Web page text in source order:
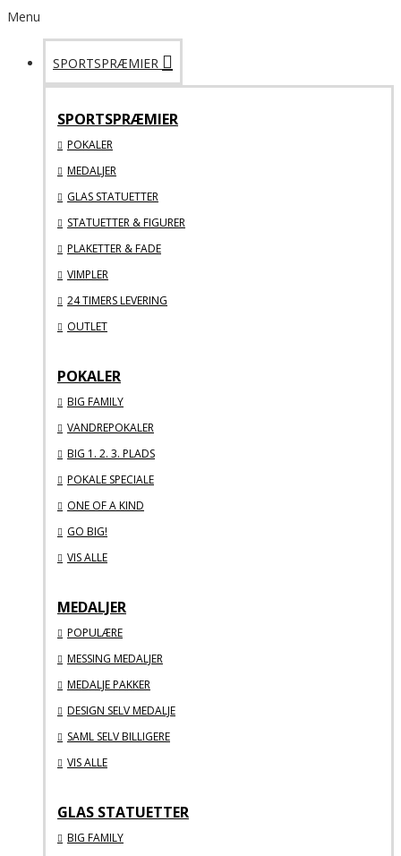
Menu
SPORTSPRÆMIER
SPORTSPRÆMIER
POKALER
MEDALJER
GLAS STATUETTER
STATUETTER & FIGURER
PLAKETTER & FADE
VIMPLER
24 TIMERS LEVERING
OUTLET
POKALER
BIG FAMILY
VANDREPOKALER
BIG 1. 2. 3. PLADS
POKALE SPECIALE
ONE OF A KIND
GO BIG!
VIS ALLE
MEDALJER
POPULÆRE
MESSING MEDALJER
MEDALJE PAKKER
DESIGN SELV MEDALJE
SAML SELV BILLIGERE
VIS ALLE
GLAS STATUETTER
BIG FAMILY